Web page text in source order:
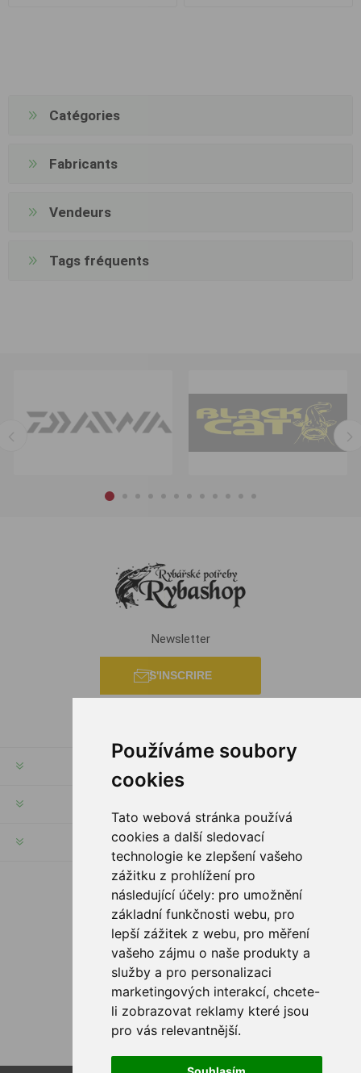
Používáme soubory
cookies
Tato webová stránka používá
cookies a další sledovací
technologie ke zlepšení vašeho
zážitku z prohlížení pro
následující účely: pro umožnění
základní funkčnosti webu, pro
lepší zážitek z webu, pro měření
vašeho zájmu o naše produkty a
služby a pro personalizaci
marketingových interakcí, chcete-
li zobrazovat reklamy které jsou
pro vás relevantnější.
Catégories
Fabricants
Vendeurs
Tags fréquents
Newsletter
S'INSCRIRE
SERVICES
SUIVEZ NOUS
OPTIONS DE PAIEMENT